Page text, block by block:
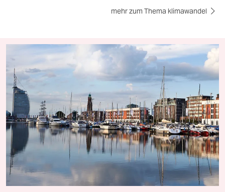
mehr zum Thema klimawandel